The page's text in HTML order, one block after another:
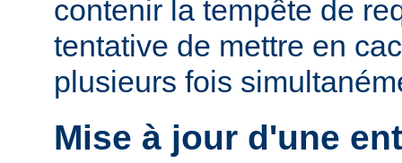
contenir la tempête de
tentative de mettre en
plusieurs fois
Mise à jour d'une